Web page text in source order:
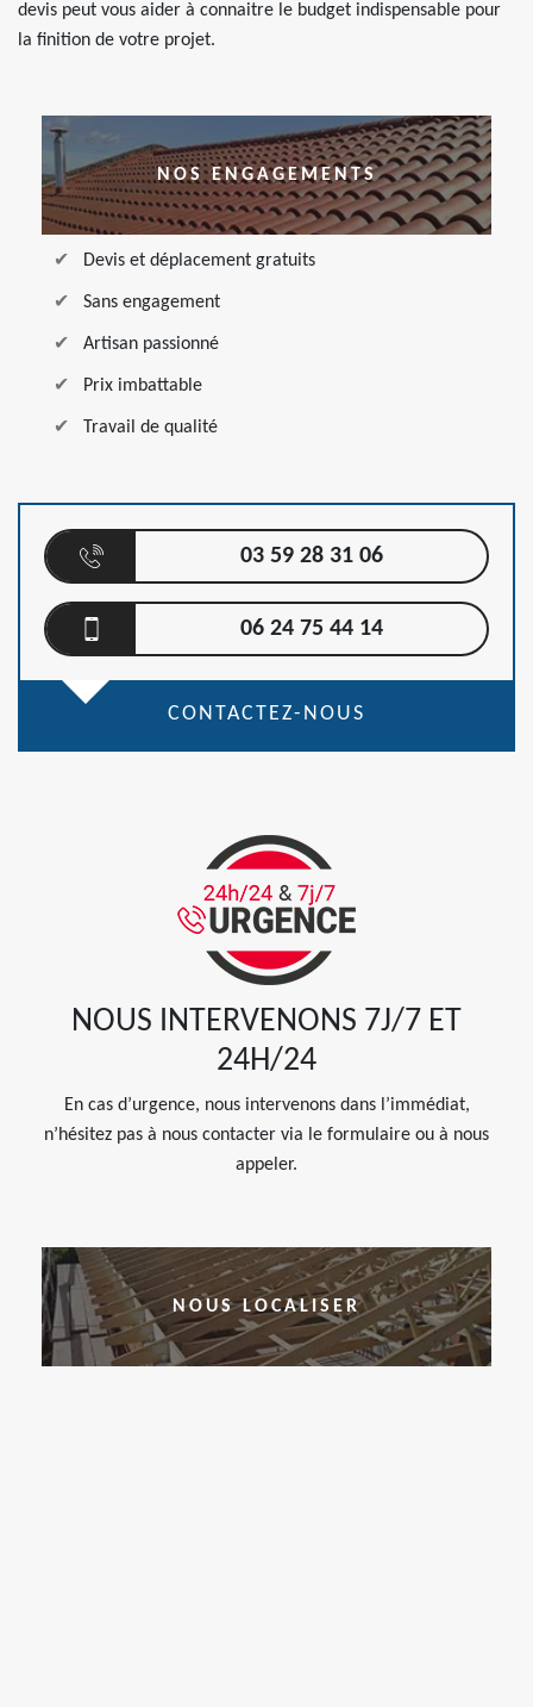
devis peut vous aider à connaitre le budget indispensable pour
la finition de votre projet.
NOS ENGAGEMENTS
Devis et déplacement gratuits
Sans engagement
Artisan passionné
Prix imbattable
Travail de qualité
03 59 28 31 06
06 24 75 44 14
CONTACTEZ-NOUS
NOUS INTERVENONS 7J/7 ET
24H/24
En cas d’urgence, nous intervenons dans l’immédiat,
n’hésitez pas à nous contacter via le formulaire ou à nous
appeler.
NOUS LOCALISER